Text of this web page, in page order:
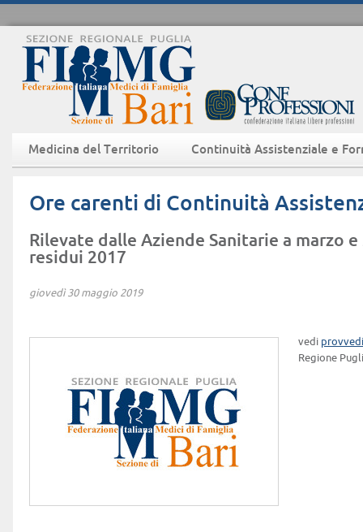
Medicina del Territorio Continuità Assistenziale e
Ore carenti di Continuità
Rilevate dalle Aziende Sanitarie a marzo
residui 2017
giovedì 30 maggio 2019
vedi
Regione